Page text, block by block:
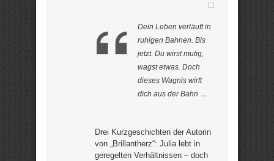
Dein Leben verläuft in
ruhigen Bahnen. Bis
jetzt. Du wirst mutig,
wagst etwas. Doch
dieses Wagnis wirft
dich aus der Bahn …
Drei Kurzgeschichten der Autorin
von „Brillantherz“: Julia lebt in
geregelten Verhältnissen – doch